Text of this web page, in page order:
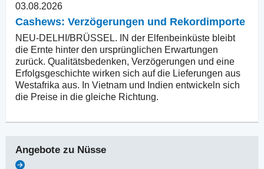
03.08.2026
Cashews: Verzögerungen und Rekordimporte
NEU-DELHI/BRÜSSEL. IN der Elfenbeinküste bleibt
die Ernte hinter den ursprünglichen Erwartungen
zurück. Qualitätsbedenken, Verzögerungen und eine
Erfolgsgeschichte wirken sich auf die Lieferungen aus
Westafrika aus. In Vietnam und Indien entwickeln sich
die Preise in die gleiche Richtung.
Angebote zu Nüsse